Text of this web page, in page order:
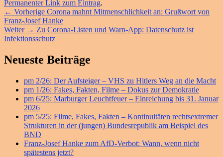
Permanenter Link zum Eintrag.
Beitragsnavigation
← Vorherige Vorheriger
Beitrag:
Corona mahnt Mitmenschlichkeit an: Grußwort von
Franz-Josef Hanke
Weiter → Nächster
Beitrag:
Zu Corona-Listen und Warn-App: Datenschutz ist
Infektionsschutz
Primärer
Widget-
Bereich
Neueste Beiträge
pm 2/26: Der Aufsteiger – VHS zu Hitlers Weg an die Macht
pm 1/26: Fakes, Fakten, Filme – Dokus zur Demokratie
pm 6/25: Marburger Leuchtfeuer – Einreichung bis 31. Januar
2026
pm 5/25: Filme, Fakes, Fakten – Kontinuitäten rechtsextremer
Strukturen in der (jungen) Bundesrepublik am Beispiel des
BND
Franz-Josef Hanke zum AfD-Verbot: Wann, wenn nicht
spätestens jetzt?